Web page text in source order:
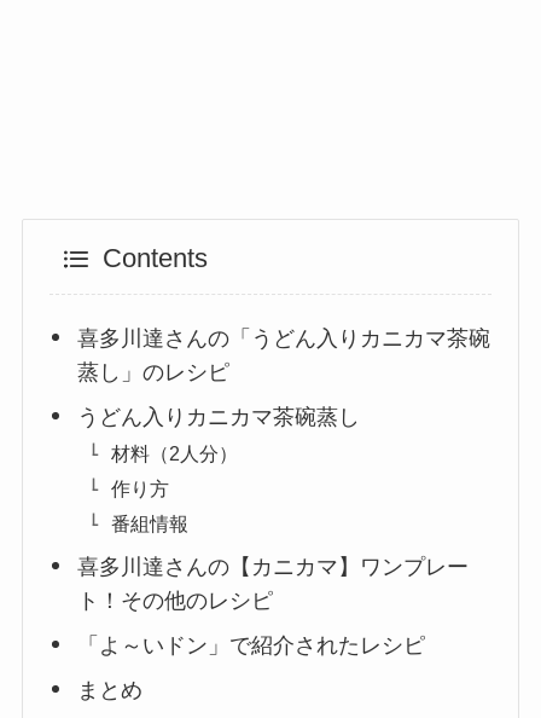
Contents
喜多川達さんの「うどん入りカニカマ茶碗
蒸し」のレシピ
うどん入りカニカマ茶碗蒸し
材料（2人分）
作り方
番組情報
喜多川達さんの【カニカマ】ワンプレー
ト！その他のレシピ
「よ～いドン」で紹介されたレシピ
まとめ